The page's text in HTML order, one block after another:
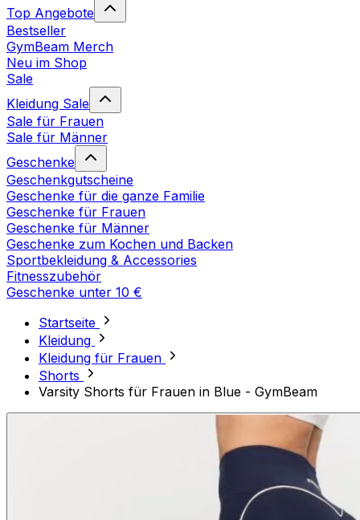
Top Angebote
Bestseller
GymBeam Merch
Neu im Shop
Sale
Kleidung Sale
Sale für Frauen
Sale für Männer
Geschenke
Geschenkgutscheine
Geschenke für die ganze Familie
Geschenke für Frauen
Geschenke für Männer
Geschenke zum Kochen und Backen
Sportbekleidung & Accessories
Fitnesszubehör
Geschenke unter 10 €
Startseite
Kleidung
Kleidung für Frauen
Shorts
Varsity Shorts für Frauen in Blue - GymBeam